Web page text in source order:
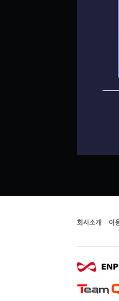
회사소개 이